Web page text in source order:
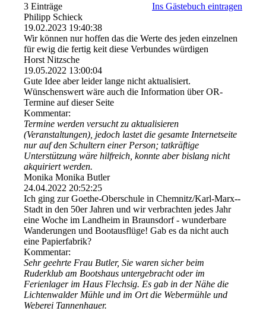
3 Einträge
Ins Gästebuch eintragen
Philipp Schieck
19.02.2023 19:40:38
Wir können nur hoffen das die Werte des jeden einzelnen
für ewig die fertig keit diese Verbundes würdigen
Horst Nitzsche
19.05.2022 13:00:04
Gute Idee aber leider lange nicht aktualisiert.
Wünschenswert wäre auch die Information über OR-
Termine auf dieser Seite
Kommentar:
Termine werden versucht zu aktualisieren
(Veranstaltungen), jedoch lastet die gesamte Internetseite
nur auf den Schultern einer Person; tatkräftige
Unterstützung wäre hilfreich, konnte aber bislang nicht
akquiriert werden.
Monika Monika Butler
24.04.2022 20:52:25
Ich ging zur Goethe-Oberschule in Chemnitz/­Karl-­Marx-­
Stadt in den 50er Jahren und wir verbrachten jedes Jahr
eine Woche im Landheim in Braunsdorf - wunderbare
Wanderungen und Bootausflüge! Gab es da nicht auch
eine Papierfabrik?
Kommentar:
Sehr geehrte Frau Butler, Sie waren sicher beim
Ruderklub am Bootshaus untergebracht oder im
Ferienlager im Haus Flechsig. Es gab in der Nähe die
Lichtenwalder Mühle und im Ort die Webermühle und
Weberei Tannenhauer.